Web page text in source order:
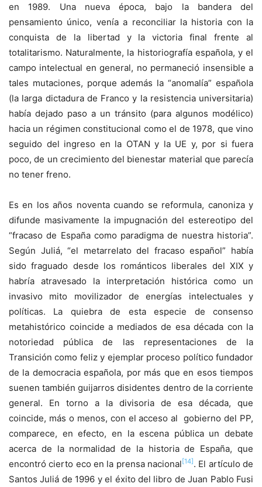
en 1989. Una nueva época, bajo la bandera del
pensamiento único, venía a reconciliar la historia con la
conquista de la libertad y la victoria final frente al
totalitarismo. Naturalmente, la historiografía española, y el
campo intelectual en general, no permaneció insensible a
tales mutaciones, porque además la “anomalía” española
(la larga dictadura de Franco y la resistencia universitaria)
había dejado paso a un tránsito (para algunos modélico)
hacia un régimen constitucional como el de 1978, que vino
seguido del ingreso en la OTAN y la UE y, por si fuera
poco, de un crecimiento del bienestar material que parecía
no tener freno.
Es en los años noventa cuando se reformula, canoniza y
difunde masivamente la impugnación del estereotipo del
“fracaso de España como paradigma de nuestra historia”.
Según Juliá, “el metarrelato del fracaso español” había
sido fraguado desde los románticos liberales del XIX y
habría atravesado la interpretación histórica como un
invasivo mito movilizador de energías intelectuales y
políticas. La quiebra de esta especie de consenso
metahistórico coincide a mediados de esa década con la
notoriedad pública de las representaciones de la
Transición como feliz y ejemplar proceso político fundador
de la democracia española, por más que en esos tiempos
suenen también guijarros disidentes dentro de la corriente
general. En torno a la divisoria de esa década, que
coincide, más o menos, con el acceso al gobierno del PP,
comparece, en efecto, en la escena pública un debate
acerca de la normalidad de la historia de España, que
encontró cierto eco en la prensa nacional [14] . El artículo de
Santos Juliá de 1996 y el éxito del libro de Juan Pablo Fusi